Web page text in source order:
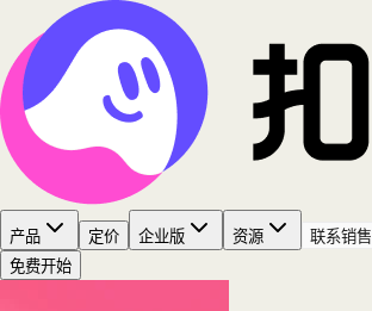
产品 定价 企业版 资源
联系销售
免费开始